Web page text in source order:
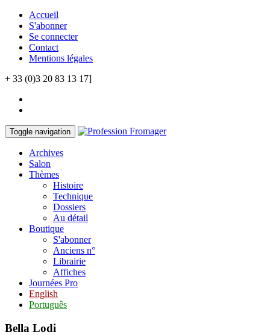
Accueil
S'abonner
Se connecter
Contact
Mentions légales
+ 33 (0)3 20 83 13 17]
Toggle navigation
Archives
Salon
Thèmes
Histoire
Technique
Dossiers
Au détail
Boutique
S'abonner
Anciens n°
Librairie
Affiches
Journées Pro
English
Português
Bella Lodi